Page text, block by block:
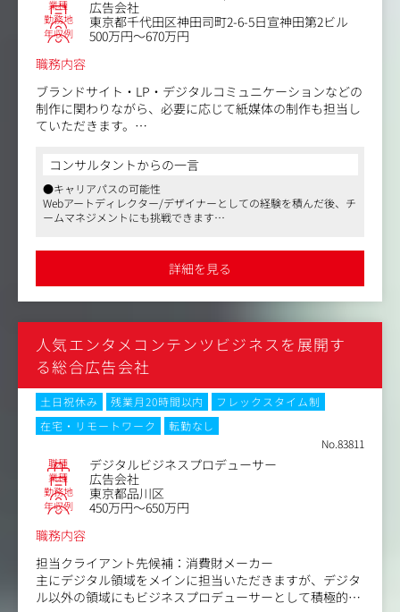
業種 広告会社
勤務地 東京都千代田区神田司町2-6-5日宣神田第2ビル
年収例
500万円～670万円
職務内容
ブランドサイト・LP・デジタルコミュニケーションなどの
制作に関わりながら、必要に応じて紙媒体の制作も担当し
ていただきます。
業務割合イメージ：Web：約80%・グラフィック：約20%
・Webを軸にデザイン領域を広げたい
・ブランドコミュニケーションに関わりたい
・広告・クリエイティブの仕事がしたい
コンサルタントからの一言
●キャリアパスの可能性
Webアートディレクター/デザイナーとしての経験を積んだ後、チ
ームマネジメントにも挑戦できます
の方にも働きやすい環境を提供
新設された本部で意見が通りやすく、チーム全体で協力しながら
業務を進められる環境
詳細を見る
人気エンタメコンテンツビジネスを展開す
る総合広告会社
土日祝休み 残業月20時間以内
フレックスタイム制
在宅・リモートワーク
転勤なし
No.83811
職種 デジタルビジネスプロデューサー
業種 広告会社
勤務地 東京都品川区
年収例
450万円～650万円
職務内容
担当クライアント先候補：消費財メーカー
主にデジタル領域をメインに担当いただきますが、デジタ
ル以外の領域にもビジネスプロデューサーとして積極的に